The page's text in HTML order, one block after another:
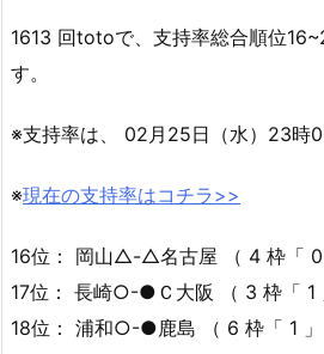
1613 回totoで、支持率総合順位
す。
※支持率は、 02月25日（水）23時
※現在の支持率はコチラ>>
16位： 岡山△-△名古屋 （ 4 枠「 0
17位： 長崎○-●Ｃ大阪 （ 3 枠「 1
18位： 浦和○-●鹿島 （ 6 枠「 1 」